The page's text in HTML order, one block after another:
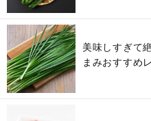
美味しすぎて
まみおすすめ